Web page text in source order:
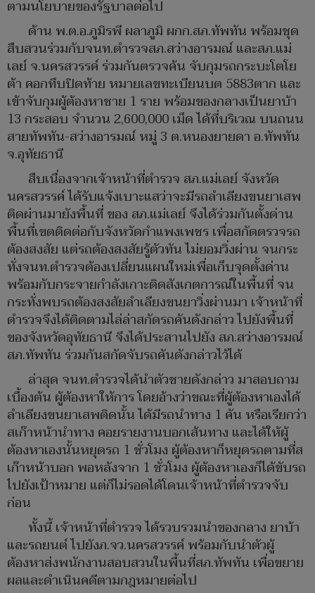
ตามนโยบายของรัฐบาลต่อไป
ด้าน พ.ต.อ.ภูมิรพี ผลาภูมิ ผกก.สภ.ทัพทัน พร้อมชุด
สืบสวนร่วมกับจนท.ตำรวจสภ.สว่างอารมณ์ และสภ.แม่
เลย์ จ.นครสวรรค์ ร่วมกันตรวจค้น จับกุมรถกระบะโตโย
ต้า คอกทึบปิดท้าย หมายเลขทะเบียนบต 5883ตาก และ
เข้าจับกุมผู้ต้องหาชาย 1 ราย พร้อมของกลางเป็นยาบ้า
13 กระสอบ จำนวน 2,600,000 เม็ด ได้ที่บริเวณ บนถนน
สายทัพทัน-สว่างอารมณ์ หมู่ 3 ต.หนองยายดา อ.ทัพทัน
จ.อุทัยธานี
สืบเนื่องจากเจ้าหน้าที่ตำรวจ สภ.แม่เลย์ จังหวัด
นครสวรรค์ ได้รับแจ้งเบาะแสว่าจะมีรถลำเลียงขนยาเสพ
ติดผ่านมายังพื้นที่ ของ สภ.แม่เลย์ จึงได้ร่วมกันตั้งด่าน
พื้นที่เขตติดต่อกับจังหวัดกำแพงเพชร เพื่อสกัดตรวจรถ
ต้องสงสัย แต่รถต้องสงสัยรู้ตัวทัน ไม่ยอมวิ่งผ่าน จนกระ
ทั่งจนท.ตำรวจต้องเปลี่ยนแผนใหม่เพื่อเก็บจุดตั้งด่าน
พร้อมกับกระจายกำลังเกาะติดสังเกตการณ์ในพื้นที่ จน
กระทั่งพบรถต้องสงสัยลำเลียงขนยาวิ่งผ่านมา เจ้าหน้าที่
ตำรวจจึงได้ติดตามไล่ล่าสกัดรถคันดังกล่าว ไปยังพื้นที่
ของจังหวัดอุทัยธานี จึงได้ประสานไปยัง สภ.สว่างอารมณ์
สภ.ทัพทัน ร่วมกันสกัดจับรถคันดังกล่าวไว้ได้
ล่าสุด จนท.ตำรวจได้นำตัวชายดังกล่าว มาสอบถาม
เบื้องต้น ผู้ต้องหาให้การ โดยอ้างว่าขณะที่ผู้ต้องหาเองได้
ลำเลียงขนยาเสพติดนั้น ได้มีรถนำทาง 1 คัน หรือเรียกว่า
สเก๊าหน้านำทาง คอยรายงานบอกเส้นทาง และได้ให้ผู้
ต้องหาเองนั้นหยุดรถ 1 ชั่วโมง ผู้ต้องหาก็หยุดรถตามที่ส
เก๊าหน้าบอก พอหลังจาก 1 ชั่วโมง ผู้ต้องหาเองก็ได้ขับรถ
ไปยังเป้าหมาย แต่ก็ไม่รอดได้โดนเจ้าหน้าที่ตำรวจจับ
ก่อน
ทั้งนี้ เจ้าหน้าที่ตำรวจ ได้รวบรวมนำของกลาง ยาบ้า
และรถยนต์ ไปยังภ.จว.นครสวรรค์ พร้อมกับนำตัวผู้
ต้องหาส่งพนักงานสอบสวนในพื้นที่สภ.ทัพทัน เพื่อขยาย
ผลและดำเนินคดีตามกฎหมายต่อไป